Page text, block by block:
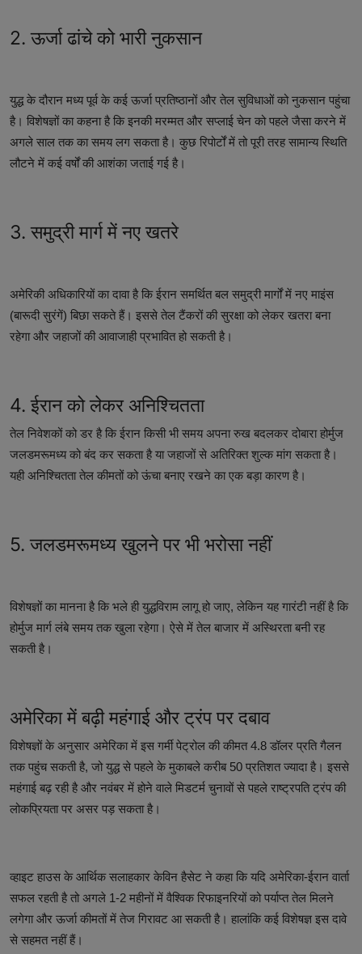
2. ऊर्जा ढांचे को भारी नुकसान
युद्ध के दौरान मध्य पूर्व के कई ऊर्जा प्रतिष्ठानों और तेल सुविधाओं को नुकसान पहुंचा
है। विशेषज्ञों का कहना है कि इनकी मरम्मत और सप्लाई चेन को पहले जैसा करने में
अगले साल तक का समय लग सकता है। कुछ रिपोर्टों में तो पूरी तरह सामान्य स्थिति
लौटने में कई वर्षों की आशंका जताई गई है।
3. समुद्री मार्ग में नए खतरे
अमेरिकी अधिकारियों का दावा है कि ईरान समर्थित बल समुद्री मार्गों में नए माइंस
(बारूदी सुरंगें) बिछा सकते हैं। इससे तेल टैंकरों की सुरक्षा को लेकर खतरा बना
रहेगा और जहाजों की आवाजाही प्रभावित हो सकती है।
4. ईरान को लेकर अनिश्चितता
तेल निवेशकों को डर है कि ईरान किसी भी समय अपना रुख बदलकर दोबारा होर्मुज
जलडमरूमध्य को बंद कर सकता है या जहाजों से अतिरिक्त शुल्क मांग सकता है।
यही अनिश्चितता तेल कीमतों को ऊंचा बनाए रखने का एक बड़ा कारण है।
5. जलडमरूमध्य खुलने पर भी भरोसा नहीं
विशेषज्ञों का मानना है कि भले ही युद्धविराम लागू हो जाए, लेकिन यह गारंटी नहीं है कि
होर्मुज मार्ग लंबे समय तक खुला रहेगा। ऐसे में तेल बाजार में अस्थिरता बनी रह
सकती है।
अमेरिका में बढ़ी महंगाई और ट्रंप पर दबाव
विशेषज्ञों के अनुसार अमेरिका में इस गर्मी पेट्रोल की कीमत 4.8 डॉलर प्रति गैलन
तक पहुंच सकती है, जो युद्ध से पहले के मुकाबले करीब 50 प्रतिशत ज्यादा है। इससे
महंगाई बढ़ रही है और नवंबर में होने वाले मिडटर्म चुनावों से पहले राष्ट्रपति ट्रंप की
लोकप्रियता पर असर पड़ सकता है।
व्हाइट हाउस के आर्थिक सलाहकार केविन हैसेट ने कहा कि यदि अमेरिका-ईरान वार्ता
सफल रहती है तो अगले 1-2 महीनों में वैश्विक रिफाइनरियों को पर्याप्त तेल मिलने
लगेगा और ऊर्जा कीमतों में तेज गिरावट आ सकती है। हालांकि कई विशेषज्ञ इस दावे
से सहमत नहीं हैं।